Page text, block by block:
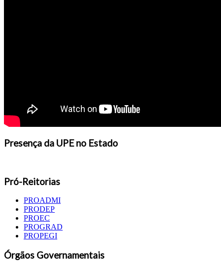
Presença da UPE no Estado
Pró-Reitorias
PROADMI
PRODEP
PROEC
PROGRAD
PROPEGI
Órgãos Governamentais